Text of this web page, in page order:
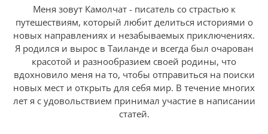
Меня зовут Камолчат - писатель со страстью к
путешествиям, который любит делиться историями о
новых направлениях и незабываемых приключениях.
Я родился и вырос в Таиланде и всегда был очарован
красотой и разнообразием своей родины, что
вдохновило меня на то, чтобы отправиться на поиски
новых мест и открыть для себя мир. В течение многих
лет я с удовольствием принимал участие в написании
статей.